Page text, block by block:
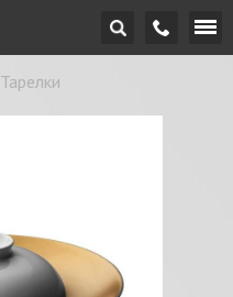
Тарелки